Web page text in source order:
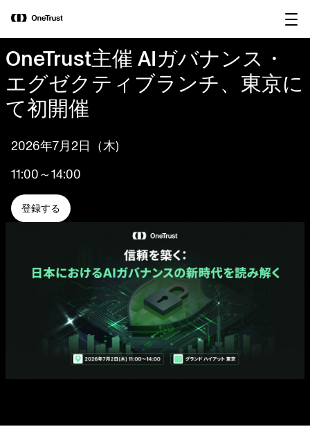
OneTrust Named a Visionary in the
2026 Gartner® Magic Quadrant™ for
AI Governance Platforms
OneTrust主催 AIガバナンス・
エグゼクティブランチ、東京に
て初開催
2026年7月2日（木)
11:00～14:00
登録する